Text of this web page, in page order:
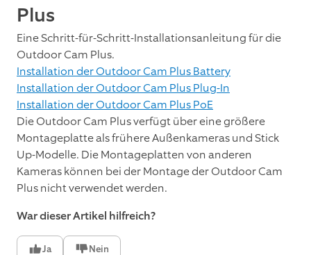
Plus
Eine Schritt-für-Schritt-Installationsanleitung für die
Outdoor Cam Plus.
Installation der Outdoor Cam Plus Battery
Installation der Outdoor Cam Plus Plug-In
Installation der Outdoor Cam Plus PoE
Die Outdoor Cam Plus verfügt über eine größere
Montageplatte als frühere Außenkameras und Stick
Up-Modelle. Die Montageplatten von anderen
Kameras können bei der Montage der Outdoor Cam
Plus nicht verwendet werden.
War dieser Artikel hilfreich?
Ja Nein